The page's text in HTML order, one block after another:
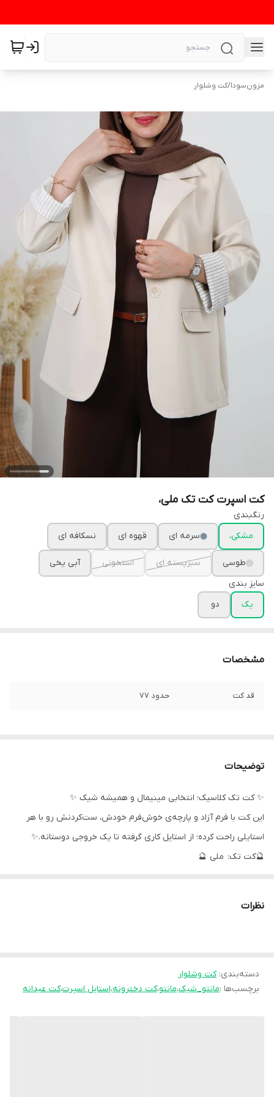
مزون‌سودا/کت وشلوار
کت اسپرت کت تک ملی،
رنگبندی
مشکی،
سرمه ای قهوه ای نسکافه ای
طوسی سبزپسته ای استخونی
آبی یخی
سایز بندی
یک
دو
مشخصات
قد کت حدود ۷۷
توضیحات
✨ کت تک کلاسیک؛ انتخابی مینیمال و همیشه شیک ✨
این کت با فرم آزاد و پارچه‌ی خوش‌فرم خودش، ست‌کردنش رو با هر
استایلی راحت کرده؛ از استایل کاری گرفته تا یک خروجی دوستانه.✨️
🔮کت تک: ملی 🔮
🔸️سایز دو مناسب 44.46.48
🔸️ قد کت حدود: 77
نظرات
دسته‌بندی:کت وشلوار
برچسب‌ها :مانتو_شیک،مانتو،کت دخترونه،استایل اسپرت،کت عیدانه